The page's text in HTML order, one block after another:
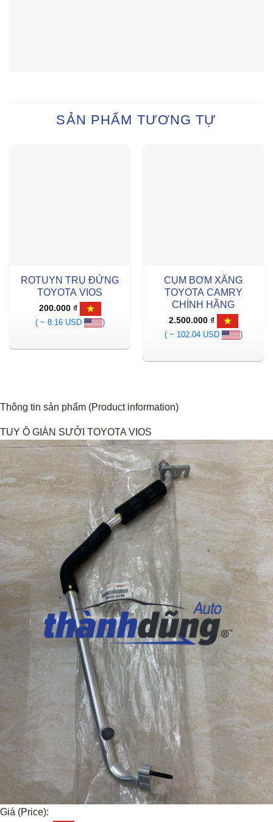
SẢN PHẨM TƯƠNG TỰ
ROTUYN TRỤ ĐỨNG
TOYOTA VIOS
200.000 ₫
( ~ 8.16 USD
)
CỤM BƠM XĂNG
TOYOTA CAMRY
CHÍNH HÃNG
2.500.000 ₫
( ~ 102.04 USD
)
Thông tin sản phẩm (Product information)
TUY Ô GIÀN SƯỞI TOYOTA VIOS
Giá (Price):